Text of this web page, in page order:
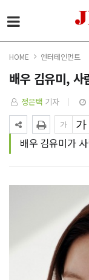
HOME 엔터테인먼트
배우 김유미, 사
정은택 기자
배우 김유미가